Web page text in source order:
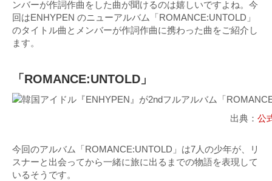
ンバーが作詞作曲をした曲が聞けるのは嬉しいですよね。今
回はENHYPEN のニューアルバム「ROMANCE:UNTOLD」
のタイトル曲とメンバーが作詞作曲に携わった曲をご紹介し
ます。
「ROMANCE:UNTOLD」
出典： 公
今回のアルバム「ROMANCE:UNTOLD」は7人の少年が、リ
スナーと出会ってから一緒に旅に出るまでの物語を表現して
いるそうです。